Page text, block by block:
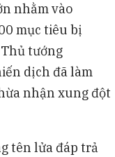
nhằm vào
mục tiêu bị
tướng
dịch đã làm
nhận xung đột
tên lửa đáp trả